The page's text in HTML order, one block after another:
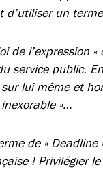
un
de l’expression
service public.
lui-même et
»…
de «
! Privilégier